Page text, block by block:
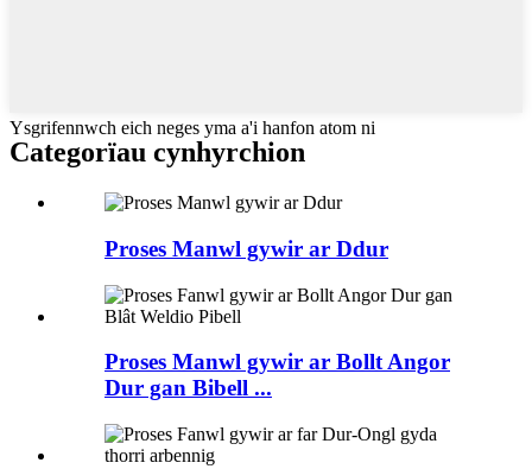
Ysgrifennwch eich neges yma a'i hanfon atom ni
Categorïau cynhyrchion
Proses Manwl gywir ar Ddur
Proses Manwl gywir ar Bollt Angor
Dur gan Bibell ...